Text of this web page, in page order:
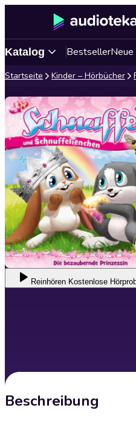
Katalog Bestseller
Startseite Kinder – Hörbücher
Reinhören Kostenlose
Beschreibung